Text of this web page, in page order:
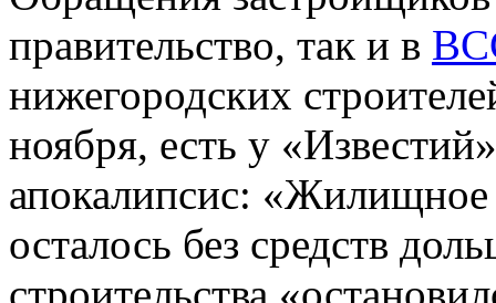
правительство, так и в
нижегородских
ноября, есть у
апокалипсис: «Жилищное
осталось без средств
строительства